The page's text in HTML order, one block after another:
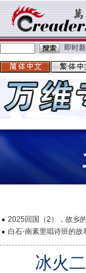
即时
2025回国（2），故乡
白石-南素里唱诗班的故
冰火